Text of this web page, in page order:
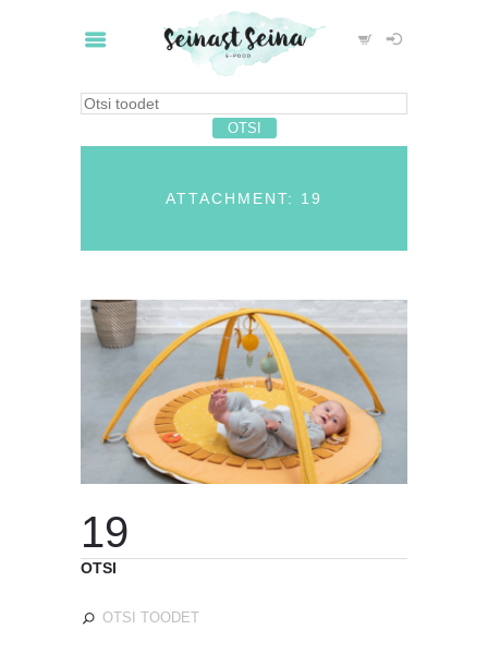
ATTACHMENT: 19
19
OTSI